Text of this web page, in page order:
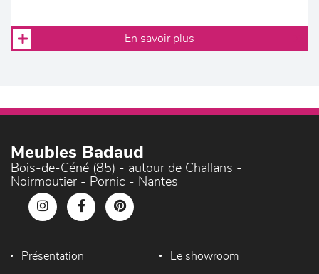
En savoir plus
Meubles Badaud
Bois-de-Céné (85) - autour de Challans -
Noirmoutier - Pornic - Nantes
Présentation Le showroom